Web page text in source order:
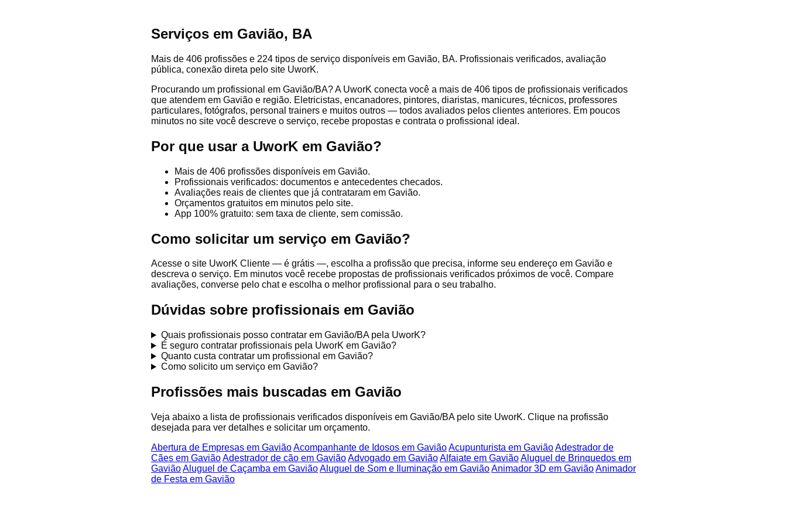
Serviços em Gavião, BA
Mais de 406 profissões e 224 tipos de serviço disponíveis em Gavião, BA. Profissionais verificados, avaliação
pública, conexão direta pelo site UworK.
Procurando um profissional em Gavião/BA? A UworK conecta você a mais de 406 tipos de profissionais verificados
que atendem em Gavião e região. Eletricistas, encanadores, pintores, diaristas, manicures, técnicos, professores
particulares, fotógrafos, personal trainers e muitos outros — todos avaliados pelos clientes anteriores. Em poucos
minutos no site você descreve o serviço, recebe propostas e contrata o profissional ideal.
Por que usar a UworK em Gavião?
Mais de 406 profissões disponíveis em Gavião.
Profissionais verificados: documentos e antecedentes checados.
Avaliações reais de clientes que já contrataram em Gavião.
Orçamentos gratuitos em minutos pelo site.
App 100% gratuito: sem taxa de cliente, sem comissão.
Como solicitar um serviço em Gavião?
Acesse o site UworK Cliente — é grátis —, escolha a profissão que precisa, informe seu endereço em Gavião e
descreva o serviço. Em minutos você recebe propostas de profissionais verificados próximos de você. Compare
avaliações, converse pelo chat e escolha o melhor profissional para o seu trabalho.
Dúvidas sobre profissionais em Gavião
Quais profissionais posso contratar em Gavião/BA pela UworK?
É seguro contratar profissionais pela UworK em Gavião?
Quanto custa contratar um profissional em Gavião?
Como solicito um serviço em Gavião?
Profissões mais buscadas em Gavião
Veja abaixo a lista de profissionais verificados disponíveis em Gavião/BA pelo site UworK. Clique na profissão
desejada para ver detalhes e solicitar um orçamento.
Abertura de Empresas em GaviãoAcompanhante de Idosos em GaviãoAcupunturista em GaviãoAdestrador de
Cães em GaviãoAdestrador de cão em GaviãoAdvogado em GaviãoAlfaiate em GaviãoAluguel de Brinquedos em
GaviãoAluguel de Caçamba em GaviãoAluguel de Som e Iluminação em GaviãoAnimador 3D em GaviãoAnimador
de Festa em Gavião